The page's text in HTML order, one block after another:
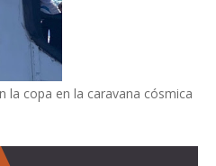
la copa en la caravana cósmica